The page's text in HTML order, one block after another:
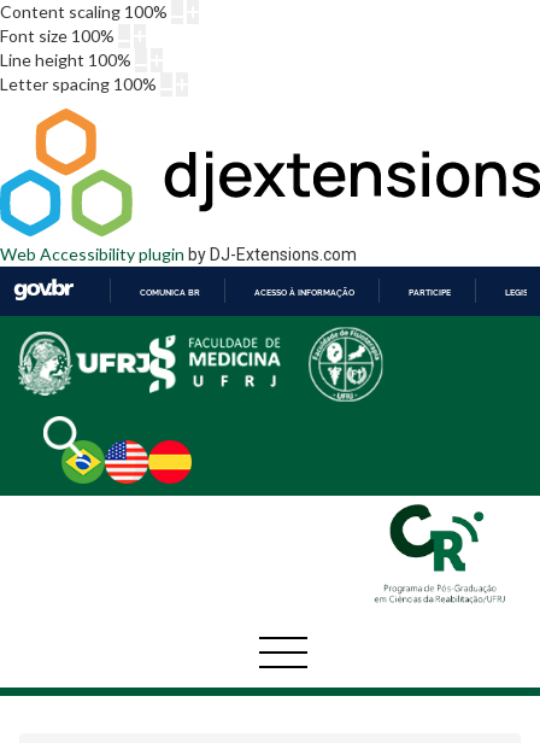
Content scaling 100%
Font size 100%
Line height 100%
Letter spacing 100%
Web Accessibility plugin by DJ-Extensions.com
PARA
O
CONTEÚDO
COMUNICA BR ACESSO À INFORMAÇÃO PARTICIPE